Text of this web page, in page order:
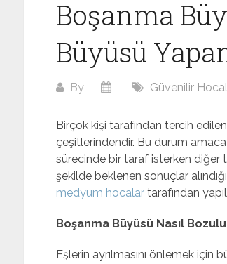
Boşanma
Büyüsü
By Güvenilir
Birçok kişi tarafından tercih edilen
çeşitlerindendir. Bu durum
sürecinde bir taraf isterken diğer
şekilde beklenen sonuçlar
medyum hocalar tarafından
Boşanma Büyüsü Nasıl
Eşlerin ayrılmasını önlemek için